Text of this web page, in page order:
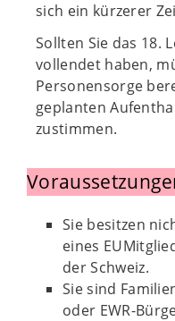
sich ein kürzerer
Sollten Sie das 18.
vollendet haben,
Personensorge
geplanten
zustimmen.
Sie besitzen
eines
der Schweiz.
Sie sind
oder EWR-